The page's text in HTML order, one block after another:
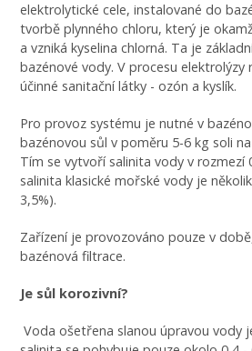
elektrolytické cele, instalované do
tvorbě plynného chloru, který je
a vzniká kyselina chlorná. Ta je
bazénové vody. V procesu elektrolýzy
účinné sanitační látky - ozón a kyslík.
Pro provoz systému je nutné v
bazénovou sůl v poměru 5-6 kg soli
Tím se vytvoří salinita vody v rozmezí
salinita klasické mořské vody je
3,5%).
Zařízení je provozováno pouze v
bazénová filtrace.
Je sůl korozivní?
Voda ošetřena slanou úpravou vody